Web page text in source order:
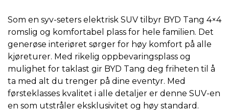
Som en syv-seters elektrisk SUV tilbyr BYD Tang 4×4
romslig og komfortabel plass for hele familien. Det
generøse interiøret sørger for høy komfort på alle
kjøreturer. Med rikelig oppbevaringsplass og
mulighet for taklast gir BYD Tang deg friheten til å
ta med alt du trenger på dine eventyr. Med
førsteklasses kvalitet i alle detaljer er denne SUV-en
en som utstråler eksklusivitet og høy standard.